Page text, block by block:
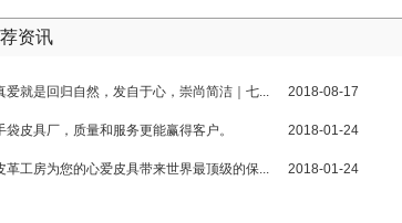
资讯
2018-08-17
爱就是回归自然，发自于心，崇尚简洁｜七...
2018-01-24
袋皮具厂，质量和服务更能赢得客户。
2018-01-24
革工房为您的心爱皮具带来世界最顶级的保...